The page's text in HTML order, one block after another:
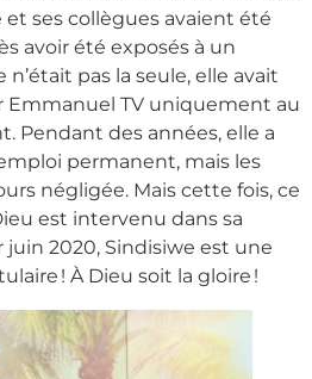
ses collègues avaient été
avoir été exposés à un
pas la seule, elle avait
Emmanuel TV uniquement au
Pendant des années, elle a
permanent, mais les
négligée. Mais cette fois, ce
est intervenu dans sa
juin 2020, Sindisiwe est une
! À Dieu soit la gloire !